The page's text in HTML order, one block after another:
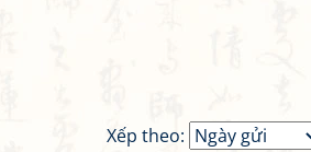
Xếp theo: